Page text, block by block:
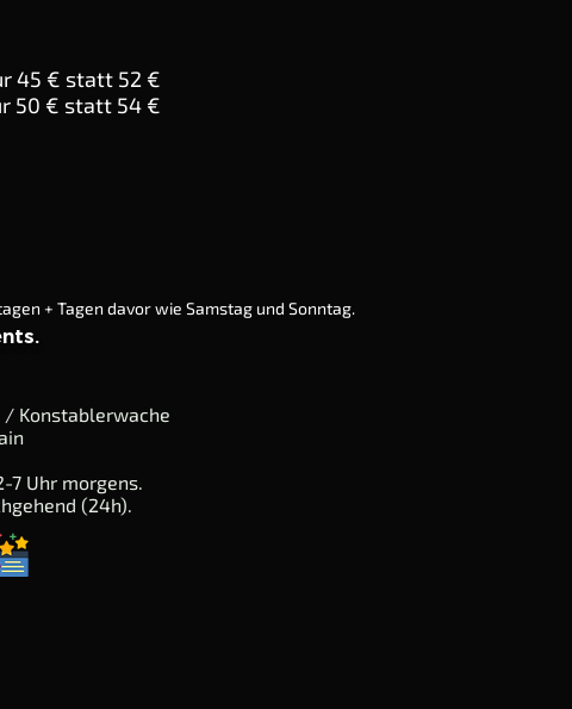
45 € statt 52 €
50 € statt 54 €
+ Tagen davor wie Samstag und Sonntag.
Konstablerwache
7 Uhr morgens.
(24h).